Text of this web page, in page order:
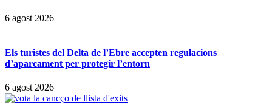
6 agost 2026
Els turistes del Delta de l’Ebre accepten regulacions
d’aparcament per protegir l’entorn
6 agost 2026